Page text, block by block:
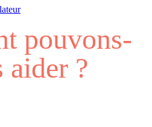
pouvons-
aider ?